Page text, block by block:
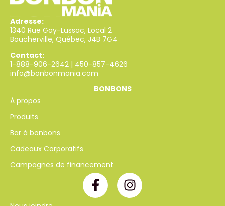
Adresse:
1340 Rue Gay-Lussac, Local 2
Boucherville, Québec, J4B 7G4
Contact:
1-888-906-2642 | 450-857-4626
info@bonbonmania.com
BONBONS
À propos
Produits
Bar à bonbons
Cadeaux Corporatifs
Campagnes de financement